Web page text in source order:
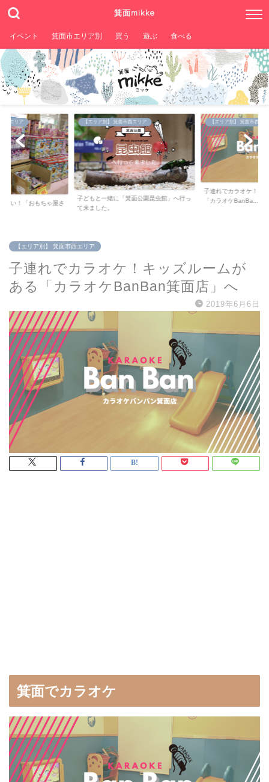
箕面mikke
イベント 箕面市エリア別 買う 遊ぶ 食べる
。
エリア 【エリア別】 箕面市西エリア
子連れでカラオケ！キッズルームがある
「カラオケBanBa...
【エリア別】箕面市中央エ
箕面市のカフェで美味
【エリア別】 箕面市西エリア
子連れでカラオケ！キッズルームが
ある「カラオケBanBan箕面店」へ
2019年6月6日
箕面でカラオケ